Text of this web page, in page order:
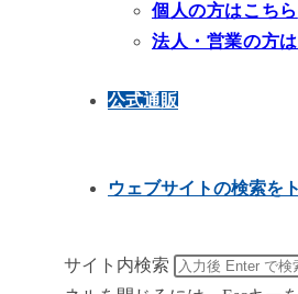
個人の方はこちら
法人・営業の方
公式通販
ウェブサイトの検索を
サイト内検索